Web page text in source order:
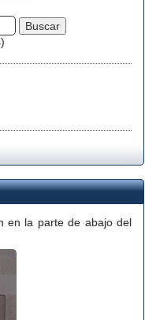
en la parte de abajo del